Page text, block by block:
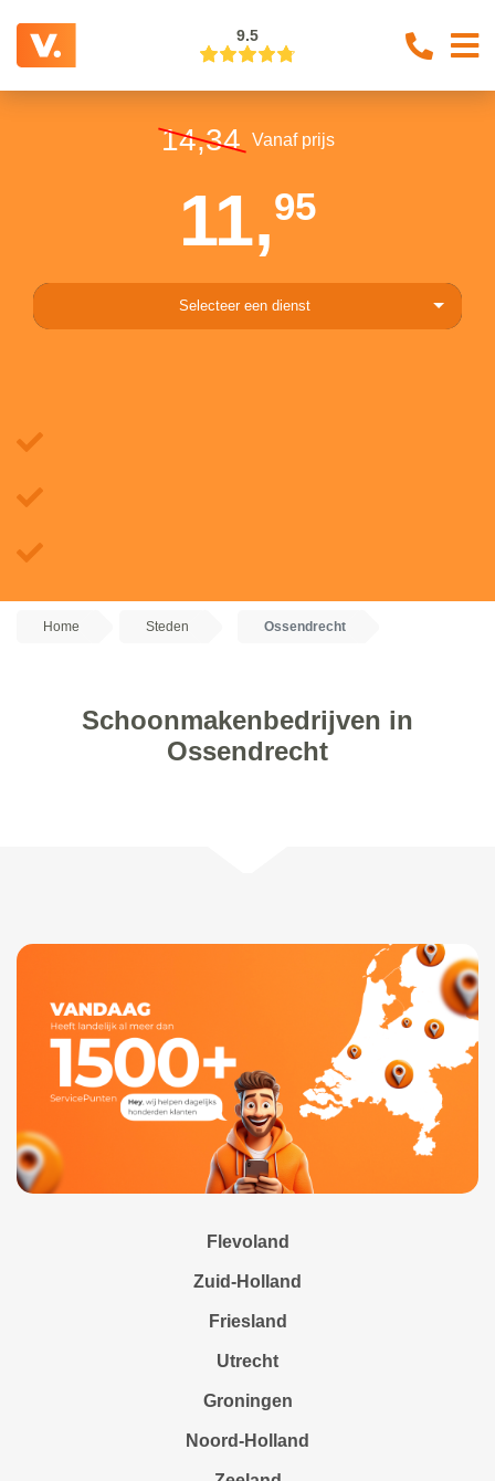
9.5
14,34 Vanaf prijs
11,95
Selecteer een dienst
Home Steden Ossendrecht
Schoonmakenbedrijven in
Ossendrecht
Flevoland
Zuid-Holland
Friesland
Utrecht
Groningen
Noord-Holland